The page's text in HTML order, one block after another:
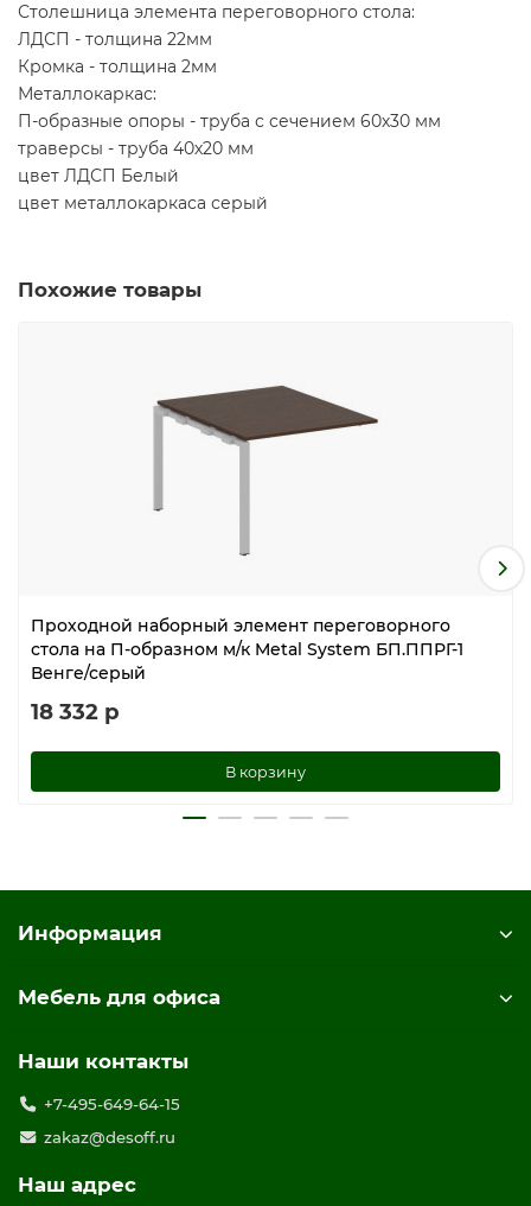
Столешница элемента переговорного стола:
ЛДСП - толщина 22мм
Кромка - толщина 2мм
Металлокаркас:
П-образные опоры - труба с сечением 60х30 мм
траверсы - труба 40х20 мм
цвет ЛДСП Белый
цвет металлокаркаса серый
Похожие товары
Проходной наборный элемент переговорного
стола на П-образном м/к Metal System БП.ППРГ-1
Венге/серый
18 332 р
В корзину
Информация
Мебель для офиса
Наши контакты
+7-495-649-64-15
zakaz@desoff.ru
Наш адрес